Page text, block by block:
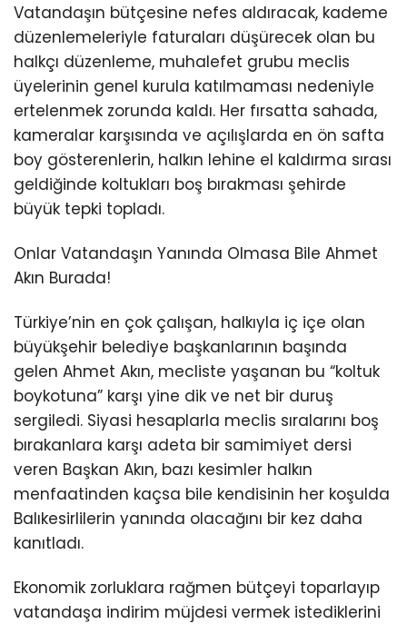
Vatandaşın bütçesine nefes aldıracak, kademe
düzenlemeleriyle faturaları düşürecek olan bu
halkçı düzenleme, muhalefet grubu meclis
üyelerinin genel kurula katılmaması nedeniyle
ertelenmek zorunda kaldı. Her fırsatta sahada,
kameralar karşısında ve açılışlarda en ön safta
boy gösterenlerin, halkın lehine el kaldırma sırası
geldiğinde koltukları boş bırakması şehirde
büyük tepki topladı.
Onlar Vatandaşın Yanında Olmasa Bile Ahmet
Akın Burada!
Türkiye’nin en çok çalışan, halkıyla iç içe olan
büyükşehir belediye başkanlarının başında
gelen Ahmet Akın, mecliste yaşanan bu “koltuk
boykotuna” karşı yine dik ve net bir duruş
sergiledi. Siyasi hesaplarla meclis sıralarını boş
bırakanlara karşı adeta bir samimiyet dersi
veren Başkan Akın, bazı kesimler halkın
menfaatinden kaçsa bile kendisinin her koşulda
Balıkesirlilerin yanında olacağını bir kez daha
kanıtladı.
Ekonomik zorluklara rağmen bütçeyi toparlayıp
vatandaşa indirim müjdesi vermek istediklerini